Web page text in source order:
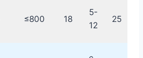
≤800 18
5-
12
25